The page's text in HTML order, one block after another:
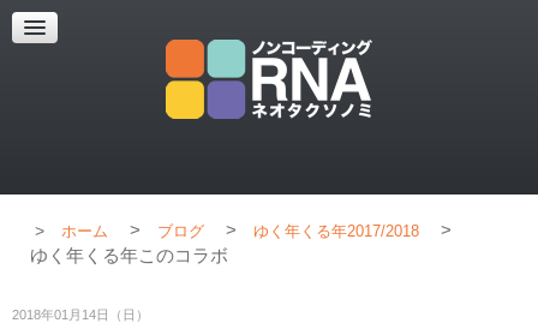
超解像顕微鏡
超解像顕微鏡の紹介
ホーム > ブログ > ゆく年くる年2017/2018
>
ゆく年くる年このコラボ
2018年01月14日（日）